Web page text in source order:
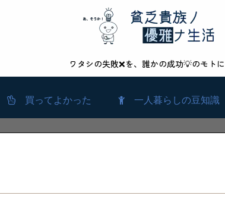
ワタシの失敗❌を、誰かの成功💡のモトに
買ってよかった 一人暮らしの豆知識